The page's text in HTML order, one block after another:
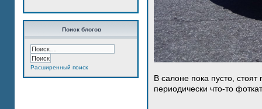
Поиск блогов
Расширенный поиск
В салоне пока пусто,
периодически что-то